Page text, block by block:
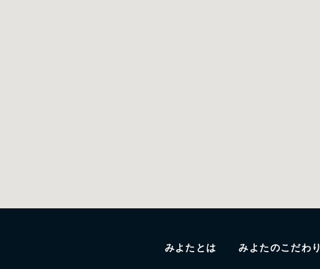
みよたとは みよたのこだわり